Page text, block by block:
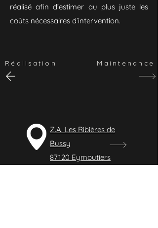
réalisé afin d’estimer au plus juste les
coûts nécessaires d’intervention.
Réalisation Maintenance
Z.A. Les Ribières de
Bussy
87120 Eymoutiers